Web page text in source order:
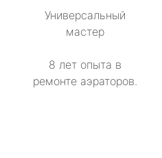
Универсальный
мастер
8 лет опыта в
ремонте аэраторов.